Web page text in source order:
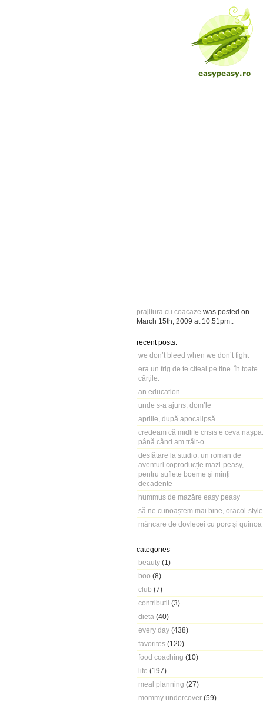
prajitura cu coacaze was posted on
March 15th, 2009 at 10.51pm
recent posts:
we don’t bleed when we don’t fight
era un frig de te citeai pe tine. în toate
cărțile.
an education
unde s-a ajuns, dom’le
aprilie, după apocalipsă
credeam că midlife crisis e ceva nașpa.
până când am trăit-o.
desfătare la studio: un roman de
aventuri coproducție mazi-peasy,
pentru suflete boeme și minți
decadente
hummus de mazăre easy peasy
să ne cunoaștem mai bine, oracol-style
mâncare de dovlecei cu porc și quinoa
categories
beauty (1)
boo (8)
club (7)
contributii (3)
dieta (40)
every day (438)
favorites (120)
food coaching (10)
life (197)
meal planning (27)
mommy undercover (59)